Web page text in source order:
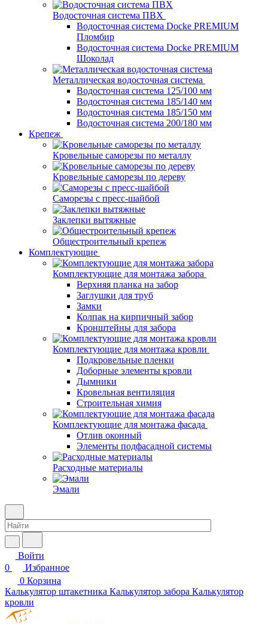
Водосточная система ПВХ
Водосточная система Docke PREMIUM
Пломбир
Водосточная система Docke PREMIUM
Шоколад
Металлическая водосточная система
Водосточная система 125/100 мм
Водосточная система 185/140 мм
Водосточная система 185/150 мм
Водосточная система 200/180 мм
Крепеж
Кровельные саморезы по металлу
Кровельные саморезы по дереву
Саморезы с пресс-шайбой
Заклепки вытяжные
Общестроительный крепеж
Комплектующие
Комплектующие для монтажа забора
Верхняя планка на забор
Заглушки для труб
Замки
Колпак на кирпичный забор
Кронштейны для забора
Комплектующие для монтажа кровли
Подкровельные пленки
Доборные элементы кровли
Дымники
Кровельная вентиляция
Строительная химия
Комплектующие для монтажа фасада
Отлив оконный
Элементы подфасадной системы
Расходные материалы
Эмали
Войти
0
Избранное
0 Корзина
Калькулятор штакетника Калькулятор забора Калькулятор
кровли